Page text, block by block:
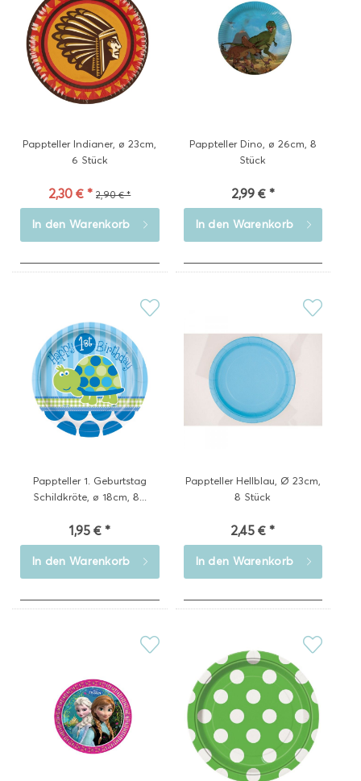
Pappteller Indianer, ø 23cm,
6 Stück
2,30 € * 2,90 € *
In den Warenkorb
Pappteller Dino, ø 26cm, 8
Stück
2,99 € *
In den Warenkorb
Pappteller 1. Geburtstag
Schildkröte, ø 18cm, 8...
1,95 € *
In den Warenkorb
Pappteller Hellblau, Ø 23cm,
8 Stück
2,45 € *
In den Warenkorb